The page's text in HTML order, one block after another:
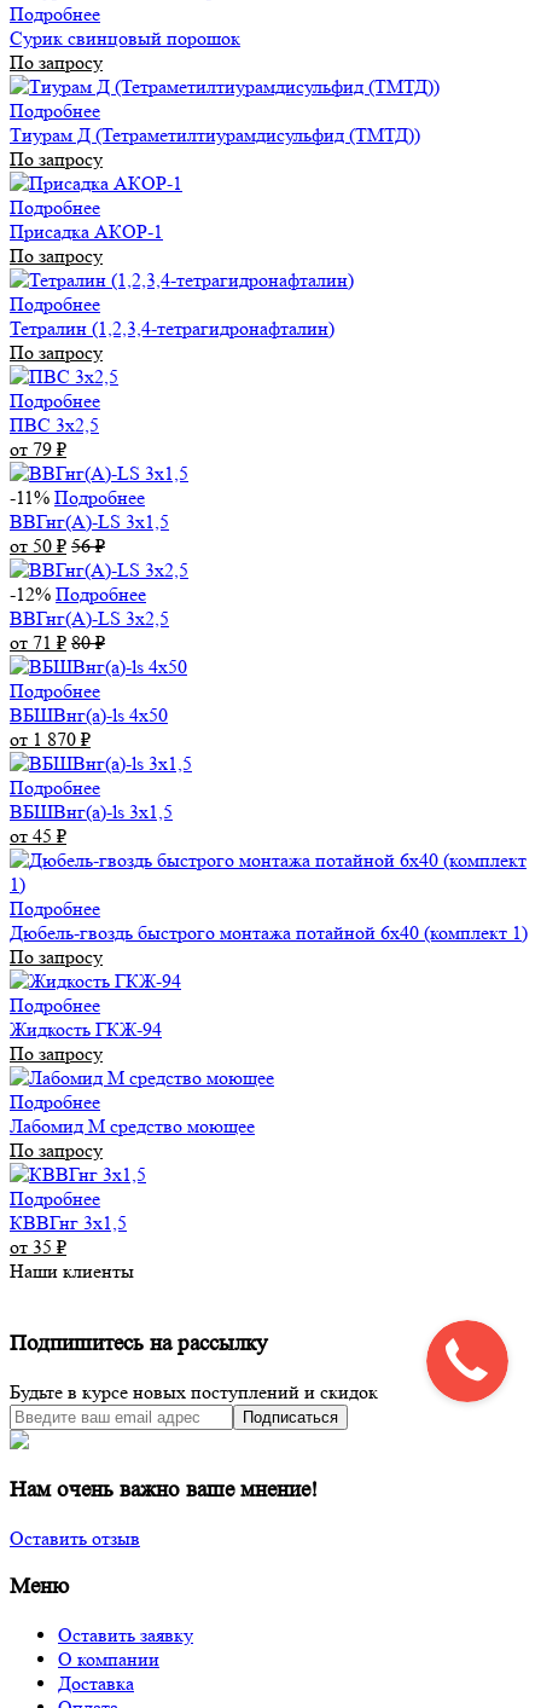
Подробнее
Сурик свинцовый порошок
По запросу
Подробнее
Тиурам Д (Тетраметилтиурамдисульфид (ТМТД))
По запросу
Подробнее
Присадка АКОР-1
По запросу
Подробнее
Тетралин (1,2,3,4-тетрагидронафталин)
По запросу
Подробнее
ПВС 3х2,5
от 79 ₽
-11% Подробнее
ВВГнг(А)-LS 3х1,5
от 50 ₽ 56₽
-12% Подробнее
ВВГнг(А)-LS 3х2,5
от 71 ₽ 80₽
Подробнее
ВБШВнг(а)-ls 4x50
от 1 870 ₽
Подробнее
ВБШВнг(а)-ls 3х1,5
от 45 ₽
Подробнее
Дюбель-гвоздь быстрого монтажа потайной 6х40 (комплект 1)
По запросу
Подробнее
Жидкость ГКЖ-94
По запросу
Подробнее
Лабомид М средство моющее
По запросу
Подробнее
КВВГнг 3х1,5
от 35 ₽
Наши клиенты
Подпишитесь на рассылку
Будьте в курсе новых поступлений и скидок
Подписаться
Нам очень важно ваше мнение!
Оставить отзыв
Меню
Оставить заявку
О компании
Доставка